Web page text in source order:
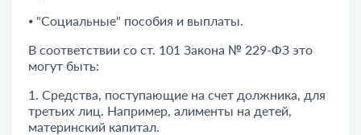
⦁ "Социальные" пособия и выплаты.
В соответствии со ст. 101 Закона № 229-ФЗ это
могут быть:
1. Средства, поступающие на счет должника, для
третьих лиц. Например, алименты на детей,
материнский капитал.